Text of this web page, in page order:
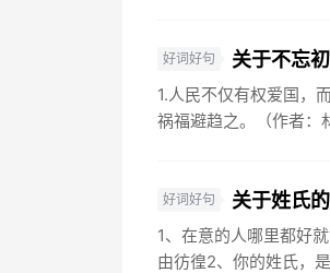
好词好句 关于不忘
1.人民不仅有权爱国，
祸福避趋之。（作者：
好词好句 关于姓氏
1、在意的人哪里都好
由彷徨2、你的姓氏，